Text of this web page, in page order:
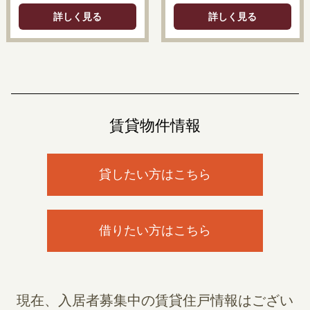
詳しく見る 詳しく見る
賃貸物件情報
貸したい方はこちら
借りたい方はこちら
現在、入居者募集中の賃貸住戸情報はござい